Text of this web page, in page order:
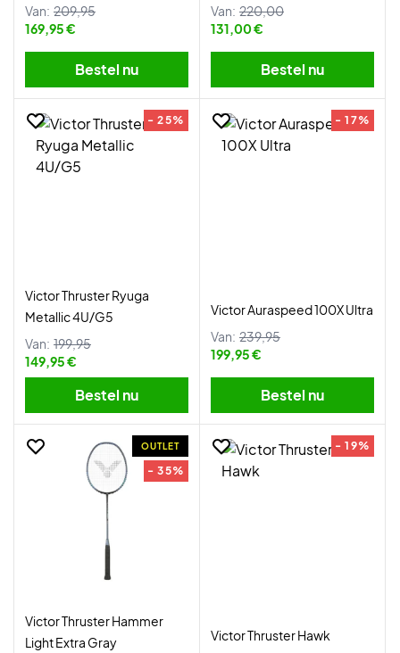
Van: 209,95
169,95 €
Bestel nu
Van: 220,00
131,00 €
Bestel nu
- 25%
Victor Thruster Ryuga
Metallic 4U/G5
Van: 199,95
149,95 €
Bestel nu
- 17%
Victor Auraspeed 100X Ultra
Van: 239,95
199,95 €
Bestel nu
OUTLET
- 35%
Victor Thruster Hammer
Light Extra Gray
- 19%
Victor Thruster Hawk